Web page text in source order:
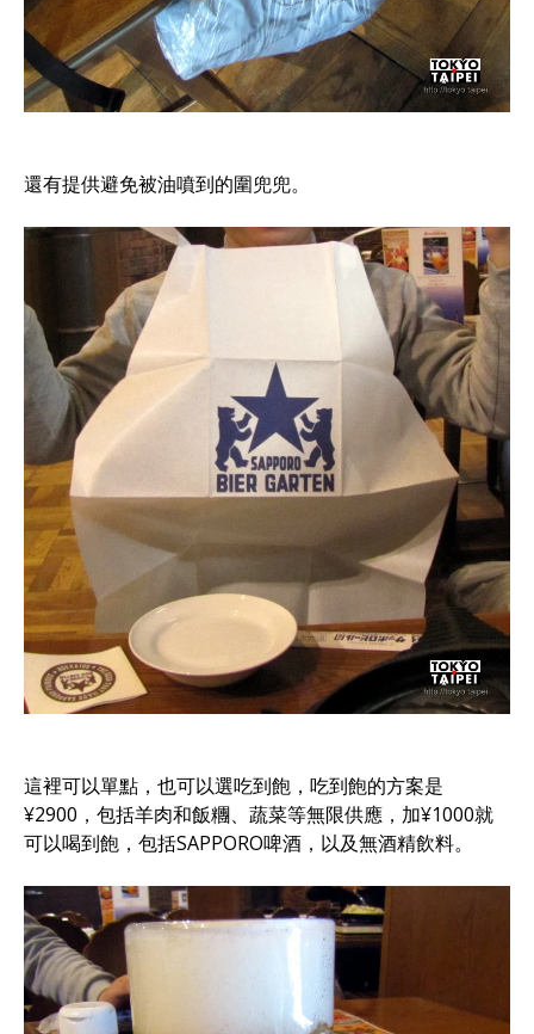
還有提供避免被油噴到的圍兜兜。
這裡可以單點，也可以選吃到飽，吃到飽的方案是
¥2900，包括羊肉和飯糰、蔬菜等無限供應，加¥1000就
可以喝到飽，包括SAPPORO啤酒，以及無酒精飲料。